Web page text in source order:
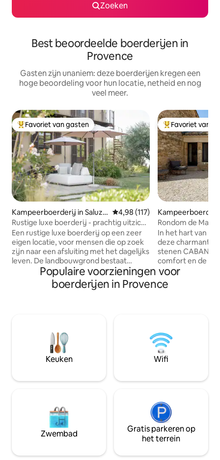
Zoeken
Best beoordeelde boerderijen in
Provence
Gasten zijn unaniem: deze boerderijen kregen een
hoge beoordeling voor hun locatie, netheid en nog
veel meer.
Topfavoriet van gasten
Favoriet van gasten
Kampeerboerderij in Saluzz
o
Gemiddelde beoordeling van
4,98 (117)
Rustige luxe boerderij - prachtig uitzicht
op de Alpen
Een rustige luxe boerderij op een zeer
eigen locatie, voor mensen die op zoek
zijn naar een afsluiting met het dagelijks
leven. De landbouwgrond bestaat
voornamelijk uit olijfbomen langs
terrassen op een heuvel,
bosbessenstruiken en pruimenbomen.
rustige bossen en paden voor
ontspannende wandelingen of
wandelervaring. Een golfbaan ligt op
slechts een paar minuten rijden vanaf
Topfavoriet van
Favoriet van
ès
Rondom de Mas
Provence
In het hart van
deze charmante,
stenen
comfort en de
stukje hemel op
DU MAS.
Foin de Crau,
Remy en Les
minuten rijden
LODGE op 100 m
Populaire voorzieningen voor
boerderijen in Provence
Keuken Wifi
Zwembad
Gratis parkeren op
het terrein